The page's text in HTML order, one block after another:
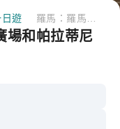
遊
場和帕拉蒂尼